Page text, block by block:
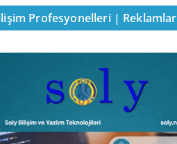
Profesyonelleri | Reklamlar